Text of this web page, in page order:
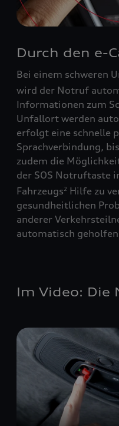
Durch den e-
Bei einem schweren
wird der Notruf
Informationen zum
Unfallort werden
erfolgt eine schnelle
Sprachverbindung,
zudem die
der SOS Notruftaste
Fahrzeugs2 Hilfe zu
gesundheitlichen
anderer
automatisch
Im Video: Die